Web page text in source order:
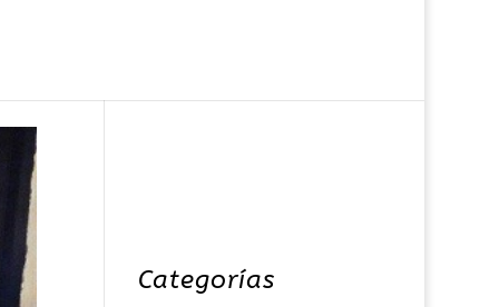
Categorías